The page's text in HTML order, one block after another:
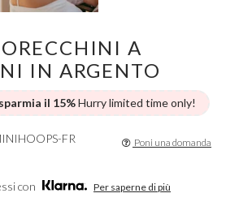
ORECCHINI A
IN ARGENTO
il 15%Hurry limited time only!
con Per saperne di più
FR Poni una domanda